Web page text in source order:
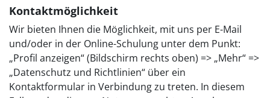
Kontaktmöglichkeit
Wir bieten Ihnen die Möglichkeit, mit uns per E-Mail
und/oder in der Online-Schulung unter dem Punkt:
„Profil anzeigen“ (Bildschirm rechts oben) => „Mehr“ =>
„Datenschutz und Richtlinien“ über ein
Kontaktformular in Verbindung zu treten. In diesem